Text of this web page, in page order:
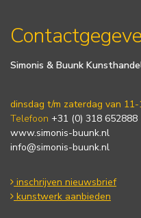
Simonis & Buunk
dinsdag t/m zaterdag van 11-
Telefoon +31 (0) 318 652888
www.simonis-buunk.nl
info@simonis-buunk.nl
inschrijven nieuwsbrief
kunstwerk aanbieden